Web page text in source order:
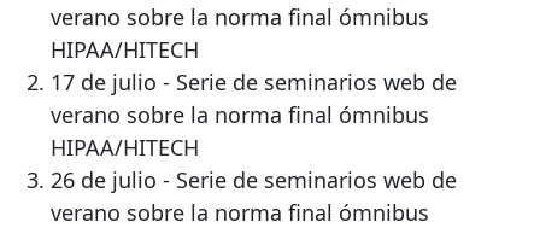
verano sobre la norma final ómnibus
HIPAA/HITECH
17 de julio - Serie de seminarios web de
verano sobre la norma final ómnibus
HIPAA/HITECH
26 de julio - Serie de seminarios web de
verano sobre la norma final ómnibus